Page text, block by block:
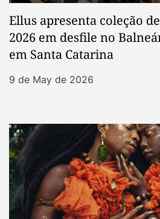
Ellus apresenta coleção
2026 em desfile no
em Santa Catarina
9 de May de 2026